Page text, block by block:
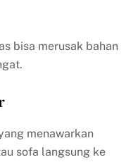
bisa merusak bahan
menawarkan
sofa langsung ke